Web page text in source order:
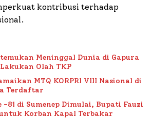
kontribusi terhadap
Meninggal Dunia di Gapura
Olah TKP
MTQ KORPRI VIII Nasional di
Terdaftar
-81 di Sumenep Dimulai, Bupati Fauzi
Korban Kapal Terbakar